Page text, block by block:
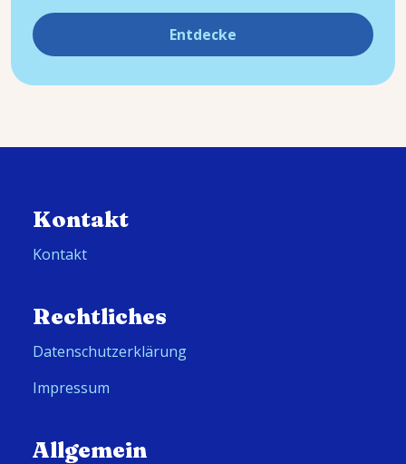
Entdecke
Kontakt
Kontakt
Rechtliches
Datenschutzerklärung
Impressum
Allgemein